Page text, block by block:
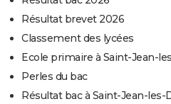
Résultat brevet 2026
Classement des lycées
Ecole primaire à Saint-Jean-
Perles du bac
Résultat bac à Saint-Jean-les-